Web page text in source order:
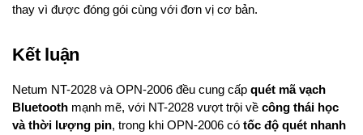
thay vì được đóng gói cùng với đơn vị cơ bản.
Kết luận
Netum NT-2028 và OPN-2006 đều cung cấp quét mã vạch
Bluetooth mạnh mẽ, với NT-2028 vượt trội về công thái học
và thời lượng pin, trong khi OPN-2006 có tốc độ quét nhanh